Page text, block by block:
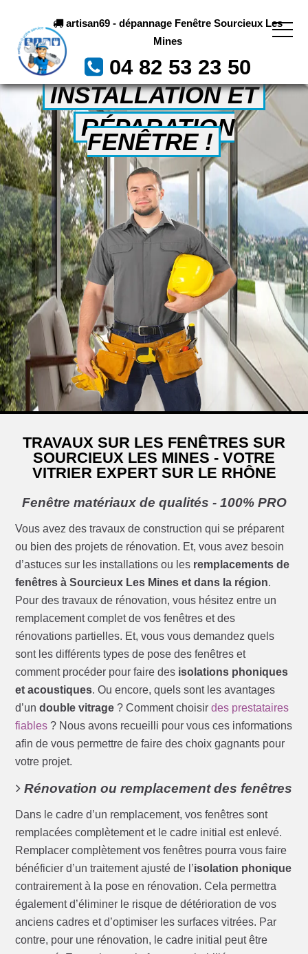
artisan69 - dépannage Fenêtre Sourcieux Les
Mines
04 82 53 23 50
INSTALLATION ET
RÉPARATION
FENÊTRE !
TRAVAUX SUR LES FENÊTRES SUR
SOURCIEUX LES MINES - VOTRE
VITRIER EXPERT SUR LE RHÔNE
Fenêtre matériaux de qualités - 100% PRO
Vous avez des travaux de construction qui se préparent
ou bien des projets de rénovation. Et, vous avez besoin
d’astuces sur les installations ou les remplacements de
fenêtres à Sourcieux Les Mines et dans la région.
Pour des travaux de rénovation, vous hésitez entre un
remplacement complet de vos fenêtres et des
rénovations partielles. Et, vous vous demandez quels
sont les différents types de pose des fenêtres et
comment procéder pour faire des isolations phoniques
et acoustiques. Ou encore, quels sont les avantages
d’undouble vitrage ? Comment choisirdes prestataires
fiables ? Nous avons recueilli pour vous ces informations
afin de vous permettre de faire des choix gagnants pour
votre projet.
Rénovation ou remplacement des fenêtres
Dans le cadre d’un remplacement, vos fenêtres sont
remplacées complètement et le cadre initial est enlevé.
Remplacer complètement vos fenêtres pourra vous faire
bénéficier d’un traitement ajusté de l’isolation phonique
contrairement à la pose en rénovation. Cela permettra
également d’éliminer le risque de détérioration de vos
anciens cadres et d’optimiser les surfaces vitrées. Par
contre, pour une rénovation, le cadre initial peut être